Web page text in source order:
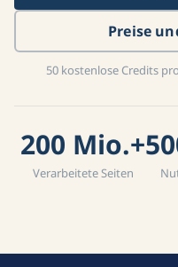
Preise
50 kostenlose Credits
200 Mio.+
Verarbeitete Seiten